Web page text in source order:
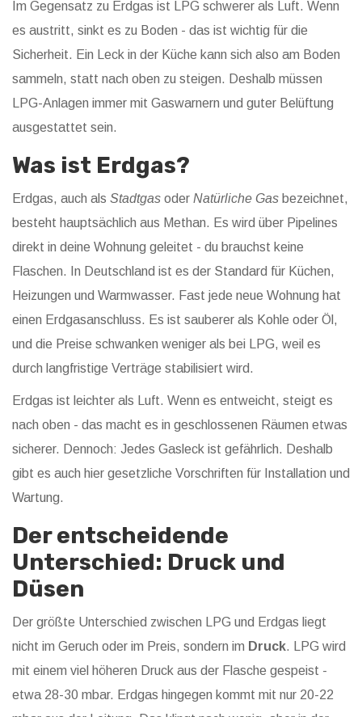
Im Gegensatz zu Erdgas ist LPG schwerer als Luft. Wenn
es austritt, sinkt es zu Boden - das ist wichtig für die
Sicherheit. Ein Leck in der Küche kann sich also am Boden
sammeln, statt nach oben zu steigen. Deshalb müssen
LPG-Anlagen immer mit Gaswarnern und guter Belüftung
ausgestattet sein.
Was ist Erdgas?
Erdgas, auch als Stadtgas oder Natürliche Gas bezeichnet,
besteht hauptsächlich aus Methan. Es wird über Pipelines
direkt in deine Wohnung geleitet - du brauchst keine
Flaschen. In Deutschland ist es der Standard für Küchen,
Heizungen und Warmwasser. Fast jede neue Wohnung hat
einen Erdgasanschluss. Es ist sauberer als Kohle oder Öl,
und die Preise schwanken weniger als bei LPG, weil es
durch langfristige Verträge stabilisiert wird.
Erdgas ist leichter als Luft. Wenn es entweicht, steigt es
nach oben - das macht es in geschlossenen Räumen etwas
sicherer. Dennoch: Jedes Gasleck ist gefährlich. Deshalb
gibt es auch hier gesetzliche Vorschriften für Installation und
Wartung.
Der entscheidende
Unterschied: Druck und
Düsen
Der größte Unterschied zwischen LPG und Erdgas liegt
nicht im Geruch oder im Preis, sondern im Druck. LPG wird
mit einem viel höheren Druck aus der Flasche gespeist -
etwa 28-30 mbar. Erdgas hingegen kommt mit nur 20-22